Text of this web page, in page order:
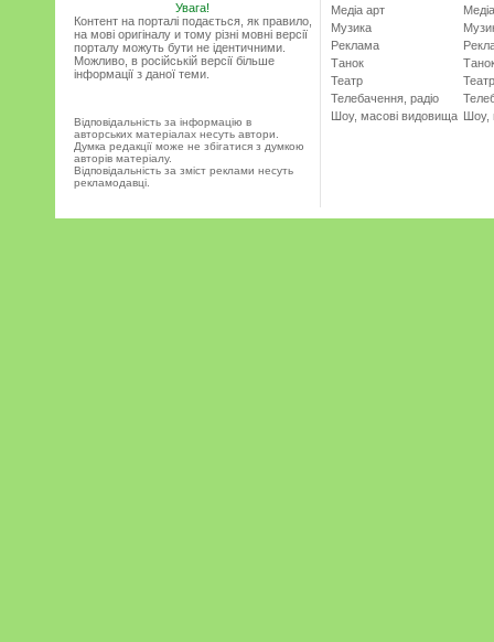
Увага!
Контент на порталі подається, як правило,
на мові оригіналу и тому різні мовні версії
порталу можуть бути не ідентичними.
Можливо, в російській версії більше
інформації з даної теми.
Відповідальність за інформацію в
авторських матеріалах несуть автори.
Думка редакції може не збігатися з думкою
авторів матеріалу.
Відповідальність за зміст реклами несуть
рекламодавці.
Медіа арт
Музика
Реклама
Танок
Театр
Телебачення, радіо
Шоу, масові видовища
Театр
Шоу,